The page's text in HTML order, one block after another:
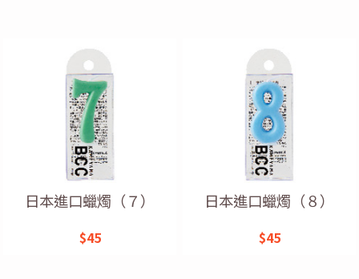
日本進口蠟燭（７）
$45
日本進口蠟燭（８）
$45